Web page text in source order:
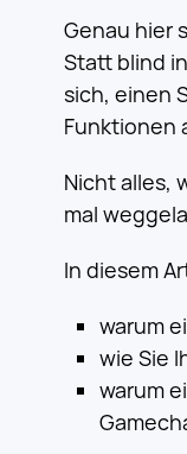
Genau hier
Statt blind
sich, einen
Funktionen
Nicht alles,
mal
In diesem
warum
wie Sie
warum